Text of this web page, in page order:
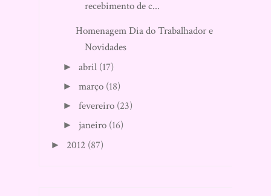
recebimento de c...
Homenagem Dia do Trabalhador e
Novidades
►abril (17)
►março (18)
►fevereiro (23)
► janeiro (16)
► 2012 (87)